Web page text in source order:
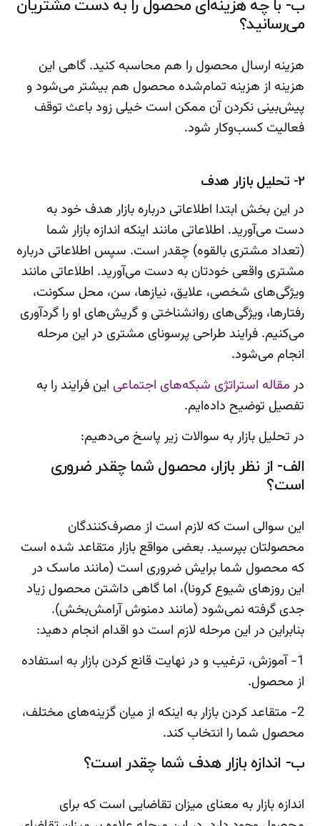
ب- با چه هزینه‌ای محصول را به دست مشتریان
می‌رسانید؟
هزینه ارسال محصول را هم محاسبه کنید. گاهی این
هزینه از هزینه تمام‌شده محصول هم بیشتر می‌شود و
پیش‌بینی نکردن آن ممکن است خیلی زود باعث توقف
فعالیت کسب‌وکار شود.
2- تحلیل بازار هدف
در این بخش ابتدا اطلاعاتی درباره بازار هدف خود به
دست می‌آورید. اطلاعاتی مانند اینکه اندازه بازار شما
(تعداد مشتری بالقوه) چقدر است. سپس اطلاعاتی درباره
مشتری واقعی خودتان به دست می‌آورید. اطلاعاتی مانند
ویژگی‌های شخصی، علایق، نیازها، سن، محل سکونت،
رفتارها، ویژگی‌های روانشناختی و گریش‌های او را گردآوری
می‌کنیم. فرایند طراحی پرسونای مشتری در این مرحله
انجام می‌شود.
در مقاله استراتژی شبکه‌های اجتماعی این فرایند را به
تفصیل توضیح داده‌ایم.
در تحلیل بازار به سوالات زیر پاسخ می‌دهیم:
الف- از نظر بازار، محصول شما چقدر ضروری
است؟
این سوالی است که لازم است از مصرف‌کنندگان
محصولتان بپرسید. بعضی مواقع بازار متقاعد شده است
که محصول شما برایش ضروری است (مانند ماسک در
این روزهای شیوع کرونا)، اما گاهی داشتن محصول زیاد
جدی گرفته نمی‌شود (مانند دمنوش آرامش‌بخش).
بنابراین در این مرحله لازم است دو اقدام انجام دهید:
1- آموزش، ترغیب و در نهایت قانع کردن بازار به استفاده
از محصول.
2- متقاعد کردن بازار به اینکه از میان گزینه‌های مختلف،
محصول شما را انتخاب کند.
ب- اندازه بازار هدف شما چقدر است؟
اندازه بازار به معنای میزان تقاضایی است که برای